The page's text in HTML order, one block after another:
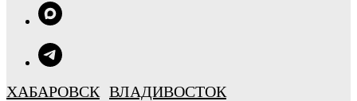
ХАБАРОВСК ВЛАДИВОСТОК